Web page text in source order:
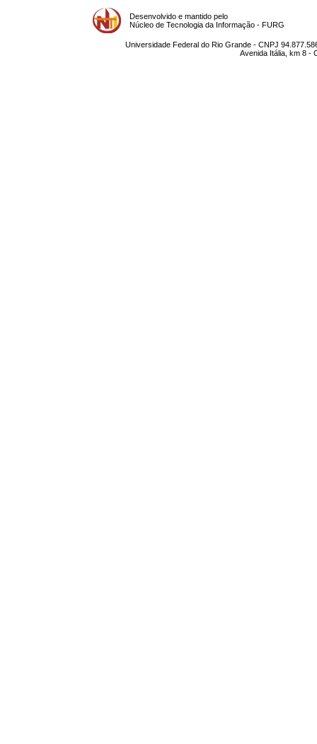
Desenvolvido e mantido pelo
Núcleo de Tecnologia da Informação - FURG
Universidade Federal do Rio Grande - CNPJ
Avenida Itália, km 8 -